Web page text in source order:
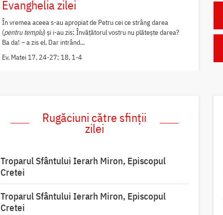
Evanghelia zilei
În vremea aceea s-au apropiat de Petru cei ce strâng darea
(pentru templu) și i-au zis: Învățătorul vostru nu plătește darea?
Ba da! – a zis el. Dar intrând...
Ev. Matei 17, 24-27; 18, 1-4
Rugăciuni către sfinții
zilei
Troparul Sfântului Ierarh Miron, Episcopul
Cretei
Troparul Sfântului Ierarh Miron, Episcopul
Cretei